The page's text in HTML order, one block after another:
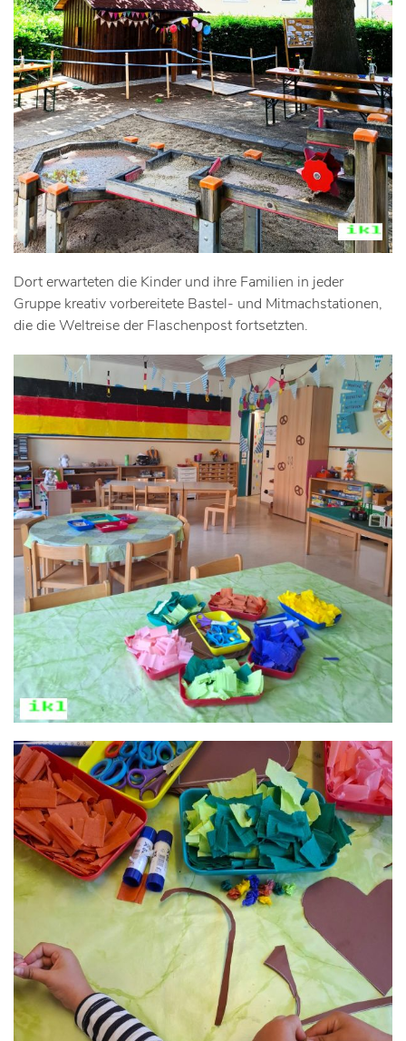
Dort erwarteten die Kinder und ihre Familien in jeder
Gruppe kreativ vorbereitete Bastel- und Mitmachstationen,
die die Weltreise der Flaschenpost fortsetzten.